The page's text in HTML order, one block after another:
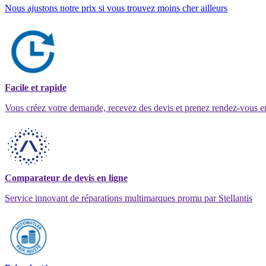
Nous ajustons notre prix si vous trouvez moins cher ailleurs
Facile et rapide
Vous créez votre demande, recevez des devis et prenez rendez-vous
Comparateur de devis en ligne
Service innovant de réparations multimarques promu par Stellantis